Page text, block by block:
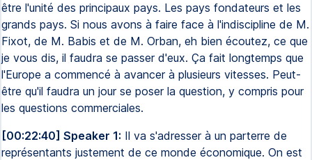
être l'unité des principaux pays. Les pays fondateurs et les
grands pays. Si nous avons à faire face à l'indiscipline de M.
Fixot, de M. Babis et de M. Orban, eh bien écoutez, ce que
je vous dis, il faudra se passer d'eux. Ça fait longtemps que
l'Europe a commencé à avancer à plusieurs vitesses. Peut-
être qu'il faudra un jour se poser la question, y compris pour
les questions commerciales.
[00:22:40] Speaker 1: Il va s'adresser à un parterre de
représentants justement de ce monde économique. On est